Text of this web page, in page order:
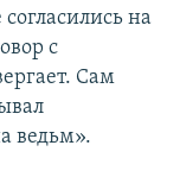
на
с
Сам
ведьм».